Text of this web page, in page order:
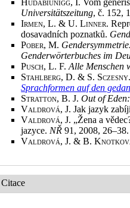
Hudabiunigg, I.Vom
Universitätszeitung, č. 152,
Irmen, L. & U. Linner.
dosavadních poznatků.
Pober, M.
Genderwörterbuches im
Pusch, L.F.Alle Menschen
Stahlberg, D. & S. Sczesny
Sprachformen auf den
Stratton, B.J.Out of Eden:
Valdrová, J.Jak jazyk
Valdrová, J. „Žena a
jazyce. NŘ 91, 2008, 26–38.
Valdrová, J. & B.
Citace